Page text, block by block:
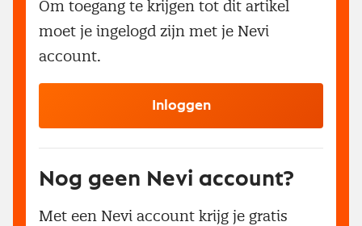
Om toegang te krijgen tot dit artikel
moet je ingelogd zijn met je Nevi
account.
Inloggen
Nog geen Nevi account?
Met een Nevi account krijg je gratis